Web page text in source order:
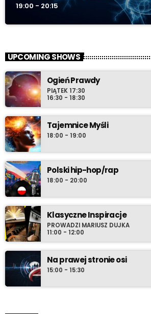
19:00 - 20:15
UPCOMING SHOWS
Ogień Prawdy
PIĄTEK 17:30
16:30 - 18:30
Tajemnice Myśli
18:00 - 19:00
Polski hip-hop/rap
18:00 - 20:00
Klasyczne Inspiracje
PROWADZI MARIUSZ DUJKA
11:00 - 12:00
Na prawej stronie osi
15:00 - 15:30